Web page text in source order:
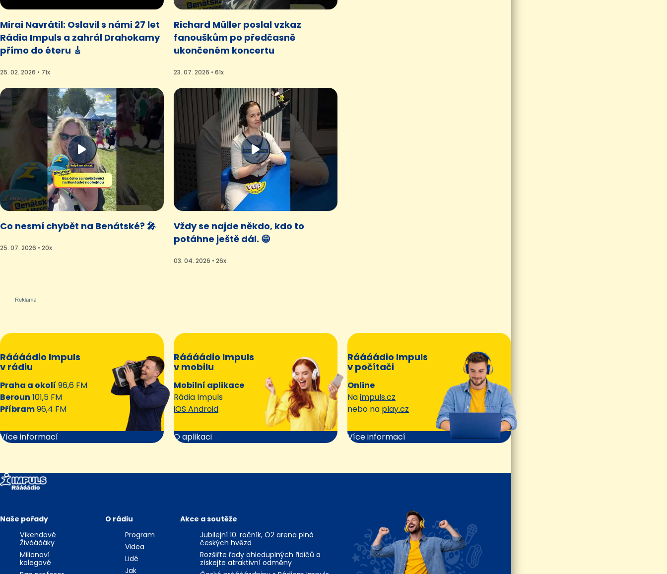
Mirai Navrátil: Oslavil s námi 27 let
Rádia Impuls a zahrál Drahokamy
přímo do éteru 🎸
25. 02. 2026 • 71x
Richard Müller poslal vzkaz
fanouškům po předčasně
ukončeném koncertu
23. 07. 2026 • 61x
Co nesmí chybět na Benátské? 🎤
25. 07. 2026 • 20x
Vždy se najde někdo, kdo to
potáhne ještě dál. 😁
03. 04. 2026 • 26x
Ráááádio Impuls
v rádiu
Praha a okolí 96,6 FM
Beroun 101,5 FM
Příbram96,4 FM
Více informací
Ráááádio Impuls
v mobilu
Mobilní aplikace
Rádia Impuls
iOS Android
O aplikaci
Ráááádio Impuls
v počítači
Online
Naimpuls.cz
nebo na play.cz
Více informací
Naše pořady
Víkendové
Živááááky
Milionoví
kolegové
O rádiu
Program
Videa
Lidé
Jak
Akce a soutěže
Jubilejní 10. ročník, O2 arena plná
českých hvězd
Rozšiřte řady ohleduplných řidičů a
získejte atraktivní odměny